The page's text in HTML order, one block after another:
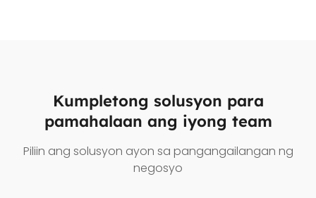
Kumpletong solusyon para
pamahalaan ang iyong team
Piliin ang solusyon ayon sa pangangailangan ng
negosyo